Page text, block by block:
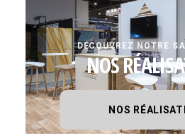
DÉCOUVREZ NOTRE
NOS
NOS